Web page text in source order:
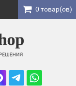
0 товар(ов)